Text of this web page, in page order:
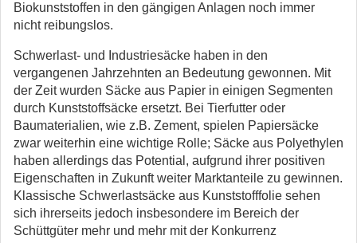
Biokunststoffen in den gängigen Anlagen noch immer
nicht reibungslos.
Schwerlast- und Industriesäcke haben in den
vergangenen Jahrzehnten an Bedeutung gewonnen. Mit
der Zeit wurden Säcke aus Papier in einigen Segmenten
durch Kunststoffsäcke ersetzt. Bei Tierfutter oder
Baumaterialien, wie z.B. Zement, spielen Papiersäcke
zwar weiterhin eine wichtige Rolle; Säcke aus Polyethylen
haben allerdings das Potential, aufgrund ihrer positiven
Eigenschaften in Zukunft weiter Marktanteile zu gewinnen.
Klassische Schwerlastsäcke aus Kunststofffolie sehen
sich ihrerseits jedoch insbesondere im Bereich der
Schüttgüter mehr und mehr mit der Konkurrenz